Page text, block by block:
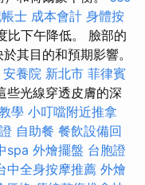
士 成本會計 身體按
比下午降低。 臉部的
其目的和預期影響。
安養院 新北市 菲律賓
些光線穿透皮膚的深
學 小叮噹附近推拿
自助餐 餐飲設備回
spa 外燴擺盤 台胞證
中全身按摩推薦 外燴